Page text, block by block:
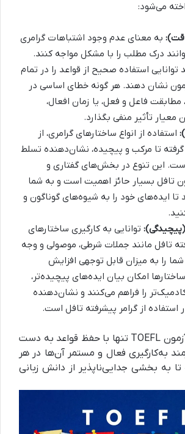
می‌شود:
به معنای عدم وجود اشتباهات گرامری
درک مطلب را با مشکل مواجه کنند.
توانایی استفاده صحیح از قواعد را در تمام
نشان دهند. هر گونه خطای اساسی در
مطابقت فاعل و فعل، یا زمان افعال،
معیار تأثیر منفی بگذارد.
استفاده از انواع ساختارهای گرامری، از
تا مرکب و پیچیده، نشان‌دهنده تسلط
این تنوع در بخش‌های گفتاری و
تافل بسیار حائز اهمیت است و به شما
ایده‌های خود را به شیوه‌های گوناگون و
توانایی به کارگیری ساختارهای
تافل مانند جملات شرطی، موصولی و وجه
را به میزان قابل توجهی افزایش
امکان بیان ایده‌های پیچیده‌تر،
را فراهم می‌کنند و نشان‌دهنده
استفاده از گرامر پیشرفته تافل است.
تسلط بر گرامر در آزمون TOEFL تنها با حفظ قواعد به دست
به‌کارگیری فعال و مستمر آن‌ها در هر
به بخشی جدایی‌ناپذیر از دانش زبانی